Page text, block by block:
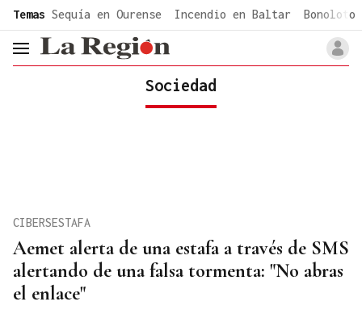
common.go-to-content
Temas Sequía en Ourense Incendio en Baltar Bonoloto
header.menu.open
Sociedad
Aemet alerta de una estafa a través de SMS
alertando de una falsa tormenta: "No abras
el enlace"
CIBERSESTAFA